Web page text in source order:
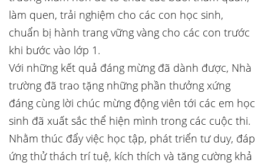
làm quen, trải nghiệm cho các con học sinh,
chuẩn bị hành trang vững vàng cho các con trước
khi bước vào lớp 1.
Với những kết quả đáng mừng đã dành được, Nhà
trường đã trao tặng những phần thưởng xứng
đáng cùng lời chúc mừng động viên tới các em học
sinh đã xuất sắc thể hiện mình trong các cuộc thi.
Nhằm thúc đẩy việc học tập, phát triển tư duy, đáp
ứng thử thách trí tuệ, kích thích và tăng cường khả